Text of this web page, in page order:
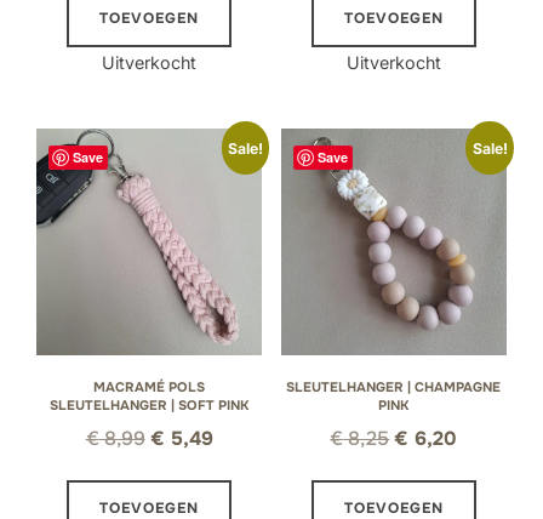
was:
€ 8,99.€ 4,49.
TOEVOEGEN
Uitverkocht
was:
€ 8,99.€ 4,49.
TOEVOEGEN
Uitverkocht
Save
Sale!
MACRAMÉ POLS
SLEUTELHANGER | SOFT PINK
€8,99 Oorspronkelijke
was:
€ 5,49Huidige
TOEVOEGEN
Save
Sale!
SLEUTELHANGER | CHAMPAGNE
PINK
€8,25Oorspronkelijke
was:
€ 6,20
TOEVOEGEN